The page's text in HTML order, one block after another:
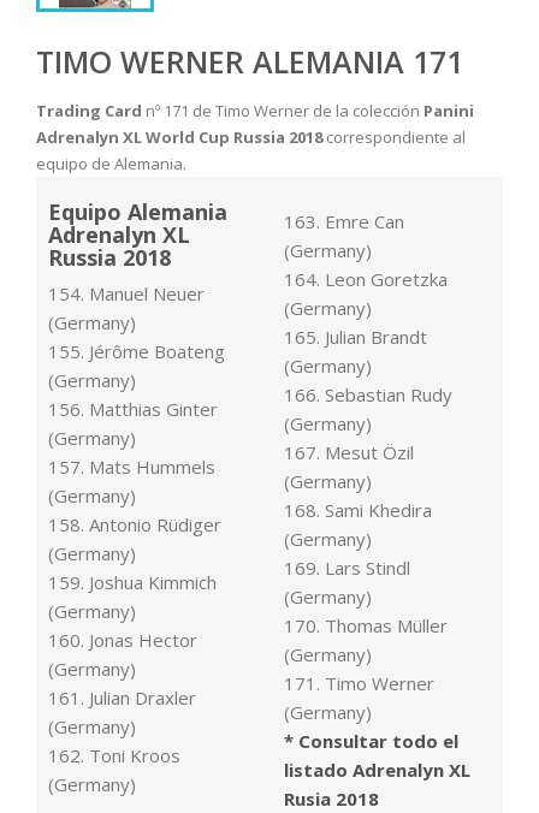
TIMO WERNER ALEMANIA 171
Trading Card nº 171 de Timo Werner de la colección Panini
Adrenalyn XL World Cup Russia 2018correspondiente al
equipo de Alemania.
Equipo Alemania
Adrenalyn XL
Russia 2018
154. Manuel Neuer
(Germany)
155. Jérôme Boateng
(Germany)
156. Matthias Ginter
(Germany)
157. Mats Hummels
(Germany)
158. Antonio Rüdiger
(Germany)
159. Joshua Kimmich
(Germany)
160. Jonas Hector
(Germany)
161. Julian Draxler
(Germany)
162. Toni Kroos
(Germany)
163. Emre Can
(Germany)
164. Leon Goretzka
(Germany)
165. Julian Brandt
(Germany)
166. Sebastian Rudy
(Germany)
167. Mesut Özil
(Germany)
168. Sami Khedira
(Germany)
169. Lars Stindl
(Germany)
170. Thomas Müller
(Germany)
171. Timo Werner
(Germany)
* Consultar todo el
listado Adrenalyn XL
Rusia 2018